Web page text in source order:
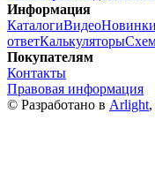
Информация
КаталогиВидеоНовинки
ответКалькуляторы
Покупателям
Контакты
Правовая информация
© Разработано в Arlight